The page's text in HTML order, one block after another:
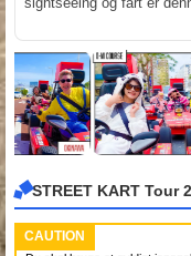
STREET KART Tour
CAUTION